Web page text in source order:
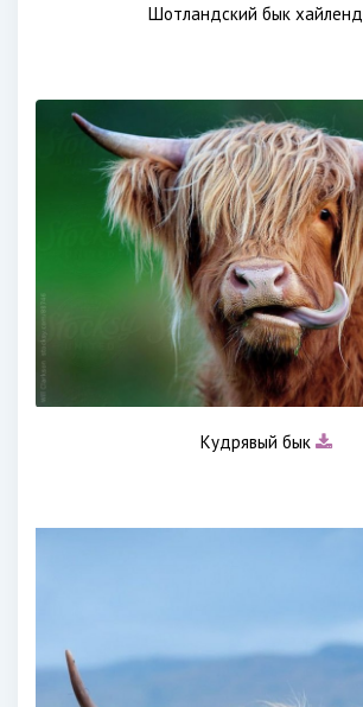
Шотландский бык хайленд
Кудрявый бык